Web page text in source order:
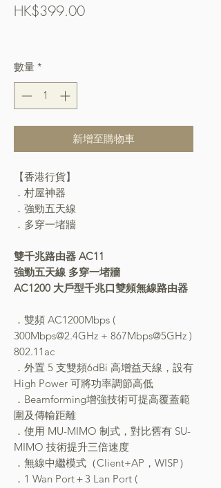
HK$399.00價
數量 *
新增至購物車
【香港行貨】
．村屋神器
．強勁五天線
．多穿一堵牆
雙千兆路由器 AC11
強勁五天線 多穿一堵牆
AC1200 大戶型千兆口雙頻無線路由器
．雙頻 AC1200Mbps (
300Mbps@2.4GHz + 867Mbps@5GHz )
802.11ac
．外置 5 支雙頻6dBi 高增益天線，設有
High Power 可將功率調節高低
．Beamforming增強技術可提高覆蓋範
圍及傳輸距離
．使用 MU-MIMO 制式，對比舊有 SU-
MIMO 技術提升三倍速度
．無線中繼模式（Client+AP，WISP）
．1 Wan Port＋3 Lan Port (